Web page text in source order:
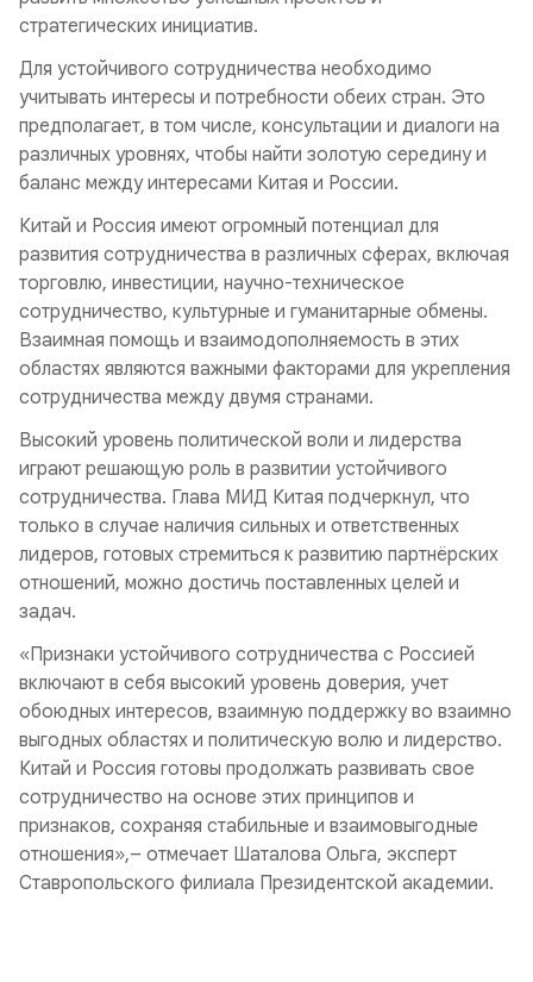
стратегических инициатив.
Для устойчивого сотрудничества необходимо
учитывать интересы и потребности обеих стран. Это
предполагает, в том числе, консультации и диалоги на
различных уровнях, чтобы найти золотую середину и
баланс между интересами Китая и России.
Китай и Россия имеют огромный потенциал для
развития сотрудничества в различных сферах, включая
торговлю, инвестиции, научно-техническое
сотрудничество, культурные и гуманитарные обмены.
Взаимная помощь и взаимодополняемость в этих
областях являются важными факторами для укрепления
сотрудничества между двумя странами.
Высокий уровень политической воли и лидерства
играют решающую роль в развитии устойчивого
сотрудничества. Глава МИД Китая подчеркнул, что
только в случае наличия сильных и ответственных
лидеров, готовых стремиться к развитию партнёрских
отношений, можно достичь поставленных целей и
задач.
«Признаки устойчивого сотрудничества с Россией
включают в себя высокий уровень доверия, учет
обоюдных интересов, взаимную поддержку во взаимно
выгодных областях и политическую волю и лидерство.
Китай и Россия готовы продолжать развивать свое
сотрудничество на основе этих принципов и
признаков, сохраняя стабильные и взаимовыгодные
отношения»,– отмечает Шаталова Ольга, эксперт
Ставропольского филиала Президентской академии.